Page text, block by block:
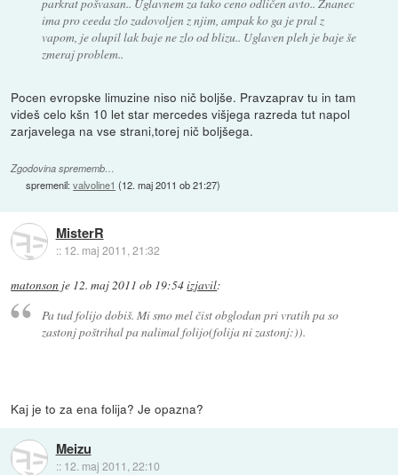
parkrat pošvasan.. Uglavnem za tako ceno odličen avto.. Znanec
ima pro ceeda zlo zadovoljen z njim, ampak ko ga je pral z
vapom, je olupil lak baje ne zlo od blizu.. Uglaven pleh je baje še
zmeraj problem..
Pocen evropske limuzine niso nič boljše. Pravzaprav tu in tam
videš celo kšn 10 let star mercedes višjega razreda tut napol
zarjavelega na vse strani,torej nič boljšega.
Zgodovina sprememb…
spremenil:valvoline1 (12. maj 2011 ob 21:27)
MisterR
:: 12. maj 2011, 21:32
matonson je 12. maj 2011 ob 19:54izjavil:
Pa tud folijo dobiš. Mi smo mel čist obglodan pri vratih pa so
zastonj poštrihal pa nalimal folijo(folija ni zastonj:)).
Kaj je to za ena folija? Je opazna?
Meizu
:: 12. maj 2011, 22:10